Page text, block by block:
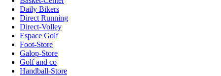
Daily Bikers
Direct Running
Direct-Volley
Espace Golf
Foot-Store
Galop-Store
Golf and co
Handball-Store